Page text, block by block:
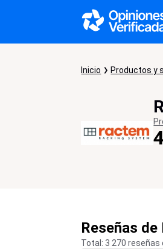
Inicio Productos y
Reseñas
Total: 3 270